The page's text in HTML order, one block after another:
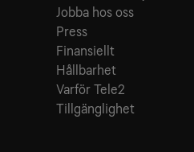
Jobba hos oss
Press
Finansiellt
Hållbarhet
Varför Tele2
Tillgänglighet